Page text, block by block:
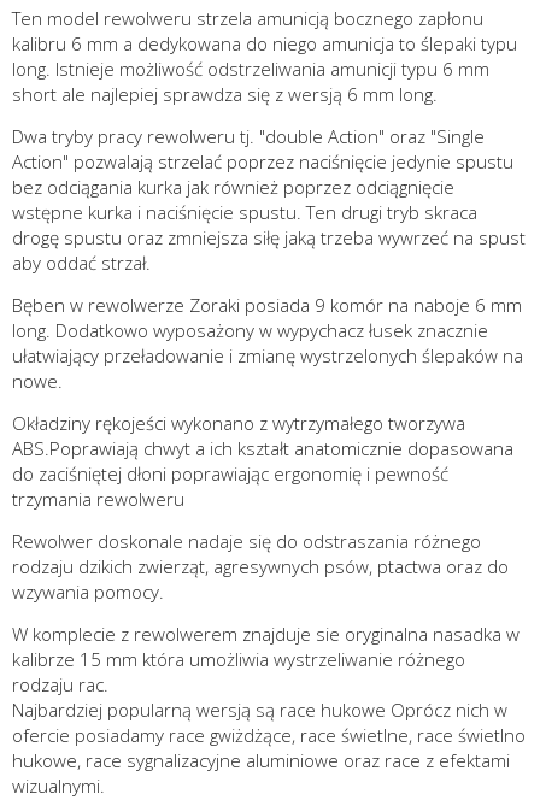
Ten model rewolweru strzela amunicją bocznego zapłonu
kalibru 6 mm a dedykowana do niego amunicja to ślepaki typu
long. Istnieje możliwość odstrzeliwania amunicji typu 6 mm
short ale najlepiej sprawdza się z wersją 6 mm long.
Dwa tryby pracy rewolweru tj. "double Action" oraz "Single
Action" pozwalają strzelać poprzez naciśnięcie jedynie spustu
bez odciągania kurka jak również poprzez odciągnięcie
wstępne kurka i naciśnięcie spustu. Ten drugi tryb skraca
drogę spustu oraz zmniejsza siłę jaką trzeba wywrzeć na spust
aby oddać strzał.
Bęben w rewolwerze Zoraki posiada 9 komór na naboje 6 mm
long. Dodatkowo wyposażony w wypychacz łusek znacznie
ułatwiający przeładowanie i zmianę wystrzelonych ślepaków na
nowe.
Okładziny rękojeści wykonano z wytrzymałego tworzywa
ABS.Poprawiają chwyt a ich kształt anatomicznie dopasowana
do zaciśniętej dłoni poprawiając ergonomię i pewność
trzymania rewolweru
Rewolwer doskonale nadaje się do odstraszania różnego
rodzaju dzikich zwierząt, agresywnych psów, ptactwa oraz do
wzywania pomocy.
W komplecie z rewolwerem znajduje sie oryginalna nasadka w
kalibrze 15 mm która umożliwia wystrzeliwanie różnego
rodzaju rac.
Najbardziej popularną wersją są race hukowe Oprócz nich w
ofercie posiadamy race gwiżdżące, race świetlne, race świetlno
hukowe, race sygnalizacyjne aluminiowe oraz race z efektami
wizualnymi.